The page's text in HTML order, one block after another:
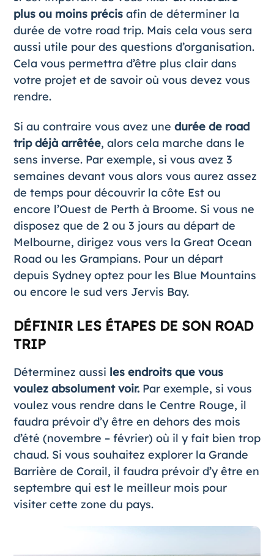
plus ou moins précisafin de déterminer la
durée de votre road trip. Mais cela vous sera
aussi utile pour des questions d’organisation.
Cela vous permettra d’être plus clair dans
votre projet et de savoir où vous devez vous
rendre.
Si au contraire vous avez une durée de road
trip déjà arrêtée, alors cela marche dans le
sens inverse. Par exemple, si vous avez 3
semaines devant vous alors vous aurez assez
de temps pour découvrir la côte Est ou
encore l’Ouest de Perth à Broome. Si vous ne
disposez que de 2 ou 3 jours au départ de
Melbourne, dirigez vous vers la Great Ocean
Road ou les Grampians. Pour un départ
depuis Sydney optez pour les Blue Mountains
ou encore le sud vers Jervis Bay.
DÉFINIR LES ÉTAPES DE SON ROAD
TRIP
Déterminez aussi les endroits que vous
voulez absolument voir.Par exemple, si vous
voulez vous rendre dans le Centre Rouge, il
faudra prévoir d’y être en dehors des mois
d’été (novembre – février) où il y fait bien trop
chaud. Si vous souhaitez explorer la Grande
Barrière de Corail, il faudra prévoir d’y être en
septembre qui est le meilleur mois pour
visiter cette zone du pays.